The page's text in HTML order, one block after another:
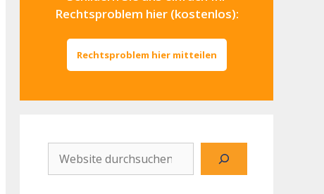
Rechtsproblem hier (kostenlos):
Rechtsproblem hier mitteilen
Website
durchsuchen